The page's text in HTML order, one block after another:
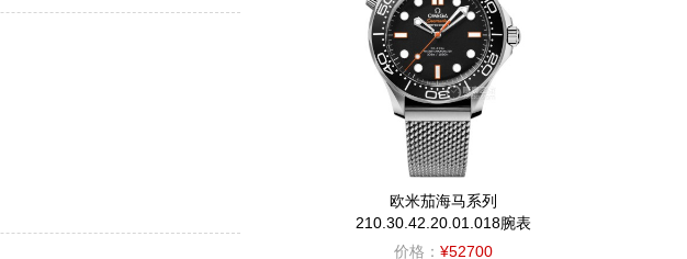
欧米茄海马系列
210.30.42.20.01.018腕表
价格： ¥52700